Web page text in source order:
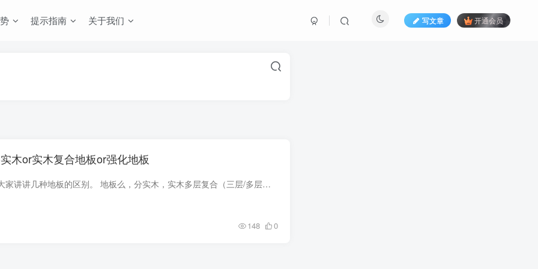
提示指南 关于我们 写文章 开通会员
木or实木复合地板or强化地板
首先，我来精简的给大家讲讲几种地板的区别。 地板么，分实木，实木多层复合（三层/多层），强化复合。 实木么就是没胶水环保，缺点么就是保养麻烦，容易变形裂开啥的，容易刮伤，一砸一个坑。...
148 0